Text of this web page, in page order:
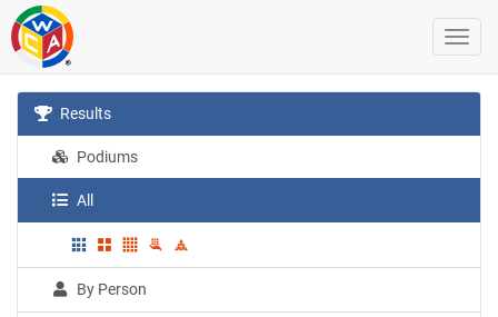
Results
Podiums
All
By Person